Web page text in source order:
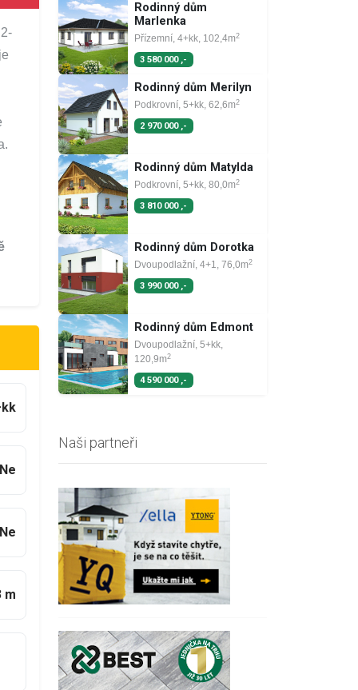
m
Rodinný dům
Marlenka
Přízemní, 4+kk, 102,4m2
3 580 000 ,-
Rodinný dům Merilyn
Podkrovní, 5+kk, 62,6m2
2 970 000 ,-
Rodinný dům Matylda
Podkrovní, 5+kk, 80,0m2
3 810 000 ,-
Rodinný dům Dorotka
Dvoupodlažní, 4+1, 76,0m2
3 990 000 ,-
Rodinný dům Edmont
Dvoupodlažní, 5+kk,
120,9m2
4 590 000 ,-
Naši partneři